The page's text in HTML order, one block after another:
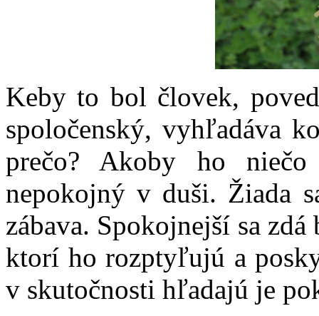
Keby to bol človek,
spoločenský, vyhľadáva
prečo? Akoby ho
nepokojný v duši. Žiada
zábava. Spokojnejší sa
ktorí ho rozptyľujú a
v skutočnosti hľadajú je